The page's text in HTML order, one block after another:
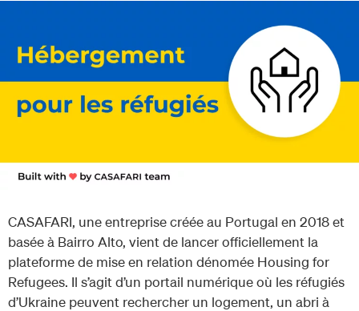
CASAFARI, une entreprise créée au Portugal en 2018 et
basée à Bairro Alto, vient de lancer officiellement la
plateforme de mise en relation dénomée Housing for
Refugees. Il s’agit d’un portail numérique où les réfugiés
d’Ukraine peuvent rechercher un logement, un abri à